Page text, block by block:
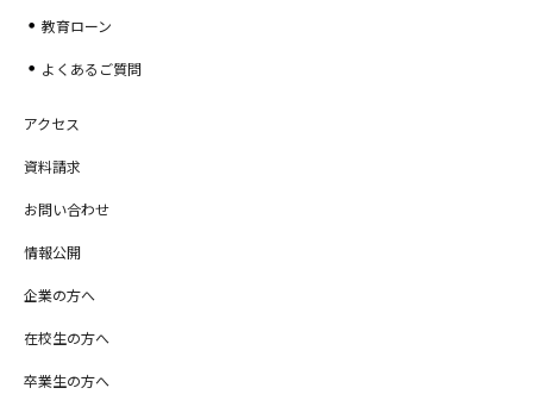
教育ローン
よくあるご質問
アクセス
資料請求
お問い合わせ
情報公開
企業の方へ
在校生の方へ
卒業生の方へ